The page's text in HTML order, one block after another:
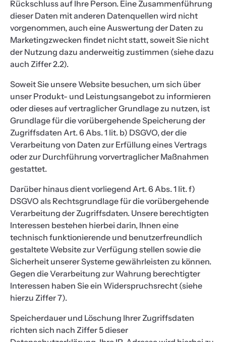
Rückschluss auf Ihre Person. Eine Zusammenführung
dieser Daten mit anderen Datenquellen wird nicht
vorgenommen, auch eine Auswertung der Daten zu
Marketingzwecken findet nicht statt, soweit Sie nicht
der Nutzung dazu anderweitig zustimmen (siehe dazu
auch Ziffer 2.2).
Soweit Sie unsere Website besuchen, um sich über
unser Produkt- und Leistungsangebot zu informieren
oder dieses auf vertraglicher Grundlage zu nutzen, ist
Grundlage für die vorübergehende Speicherung der
Zugriffsdaten Art. 6 Abs. 1 lit. b) DSGVO, der die
Verarbeitung von Daten zur Erfüllung eines Vertrags
oder zur Durchführung vorvertraglicher Maßnahmen
gestattet.
Darüber hinaus dient vorliegend Art. 6 Abs. 1 lit. f)
DSGVO als Rechtsgrundlage für die vorübergehende
Verarbeitung der Zugriffsdaten. Unsere berechtigten
Interessen bestehen hierbei darin, Ihnen eine
technisch funktionierende und benutzerfreundlich
gestaltete Website zur Verfügung stellen sowie die
Sicherheit unserer Systeme gewährleisten zu können.
Gegen die Verarbeitung zur Wahrung berechtigter
Interessen haben Sie ein Widerspruchsrecht (siehe
hierzu Ziffer 7).
Speicherdauer und Löschung Ihrer Zugriffsdaten
richten sich nach Ziffer 5 dieser